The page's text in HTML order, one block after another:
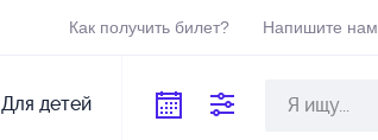
Как получить билет? Напишите нам
Для детей